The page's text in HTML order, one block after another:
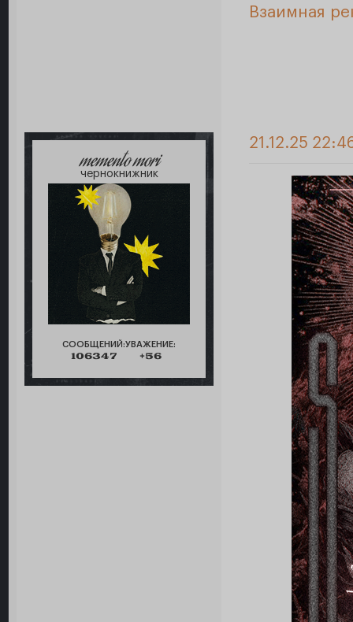
Взаимная
memento mori
чернокнижник
СООБЩЕНИЙ:
106347
УВАЖЕНИЕ:
+56
21.12.25